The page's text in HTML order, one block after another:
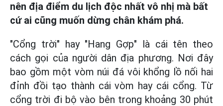
nên địa điểm du lịch độc nhất vô nhị mà bất
cứ ai cũng muốn dừng chân khám phá.
"Cổng trời" hay "Hang Gợp" là cái tên theo
cách gọi của người dân địa phương. Nơi đây
bao gồm một vòm núi đá vôi khổng lồ nối hai
đỉnh đồi tạo thành cái vòm hay cái cổng. Từ
cổng trời đi bộ vào bên trong khoảng 30 phút